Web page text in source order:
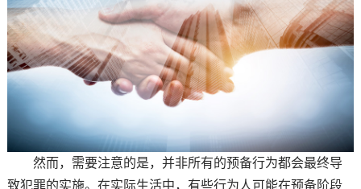
然而，需要注意的是，并非所有的预备行为都会最终导
致犯罪的实施。在实际生活中，有些行为人可能在预备阶段